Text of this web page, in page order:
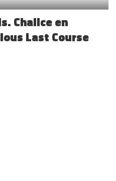
Chalice en
Last Course